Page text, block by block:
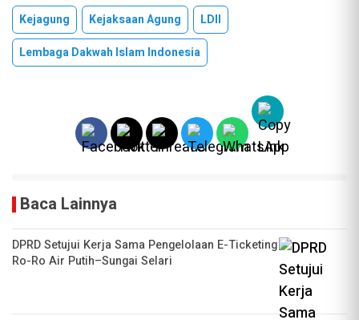
Kejagung Kejaksaan Agung
LDII
Lembaga Dakwah Islam Indonesia
Baca Lainnya
DPRD Setujui Kerja Sama Pengelolaan E-Ticketing
Ro-Ro Air Putih–Sungai Selari